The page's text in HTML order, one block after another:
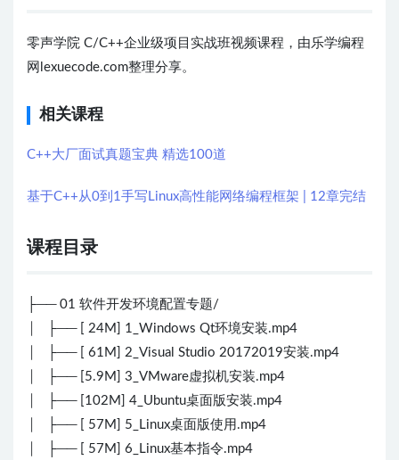
零声学院 C/C++企业级项目实战班视频课程，由乐学编程
网lexuecode.com整理分享。
相关课程
C++大厂面试真题宝典 精选100道
基于C++从0到1手写Linux高性能网络编程框架 | 12章完结
课程目录
├── 01 软件开发环境配置专题/
│ ├── [ 24M] 1_Windows Qt环境安装.mp4
│ ├── [ 61M] 2_Visual Studio 20172019安装.mp4
│ ├── [5.9M] 3_VMware虚拟机安装.mp4
│ ├── [102M] 4_Ubuntu桌面版安装.mp4
│ ├── [ 57M] 5_Linux桌面版使用.mp4
│ ├── [ 57M] 6_Linux基本指令.mp4